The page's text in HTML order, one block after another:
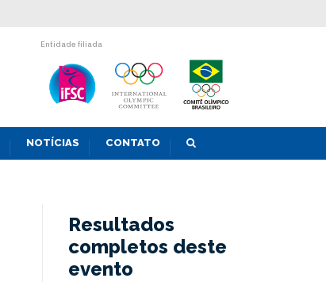
Entidade filiada
NOTÍCIAS CONTATO
Resultados
completos deste
evento